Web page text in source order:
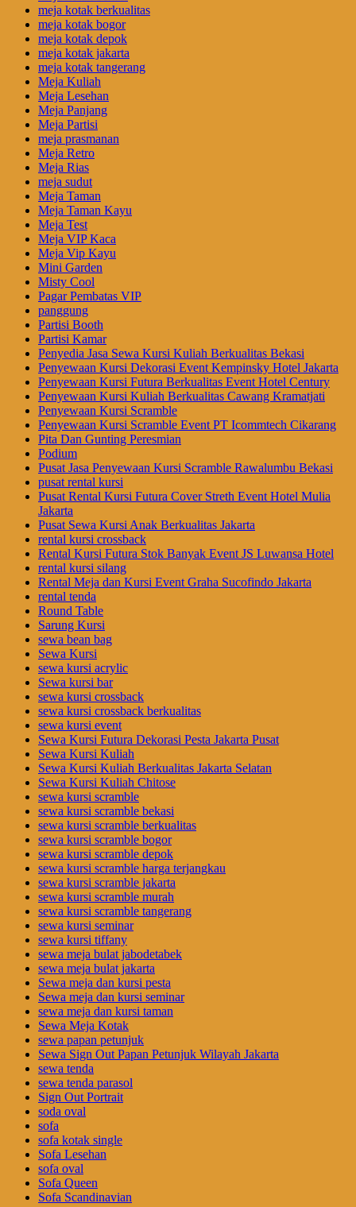
meja kotak berkualitas
meja kotak bogor
meja kotak depok
meja kotak jakarta
meja kotak tangerang
Meja Kuliah
Meja Lesehan
Meja Panjang
Meja Partisi
meja prasmanan
Meja Retro
Meja Rias
meja sudut
Meja Taman
Meja Taman Kayu
Meja Test
Meja VIP Kaca
Meja Vip Kayu
Mini Garden
Misty Cool
Pagar Pembatas VIP
panggung
Partisi Booth
Partisi Kamar
Penyedia Jasa Sewa Kursi Kuliah Berkualitas Bekasi
Penyewaan Kursi Dekorasi Event Kempinsky Hotel Jakarta
Penyewaan Kursi Futura Berkualitas Event Hotel Century
Penyewaan Kursi Kuliah Berkualitas Cawang Kramatjati
Penyewaan Kursi Scramble
Penyewaan Kursi Scramble Event PT Icommtech Cikarang
Pita Dan Gunting Peresmian
Podium
Pusat Jasa Penyewaan Kursi Scramble Rawalumbu Bekasi
pusat rental kursi
Pusat Rental Kursi Futura Cover Streth Event Hotel Mulia
Jakarta
Pusat Sewa Kursi Anak Berkualitas Jakarta
rental kursi crossback
Rental Kursi Futura Stok Banyak Event JS Luwansa Hotel
rental kursi silang
Rental Meja dan Kursi Event Graha Sucofindo Jakarta
rental tenda
Round Table
Sarung Kursi
sewa bean bag
Sewa Kursi
sewa kursi acrylic
Sewa kursi bar
sewa kursi crossback
sewa kursi crossback berkualitas
sewa kursi event
Sewa Kursi Futura Dekorasi Pesta Jakarta Pusat
Sewa Kursi Kuliah
Sewa Kursi Kuliah Berkualitas Jakarta Selatan
Sewa Kursi Kuliah Chitose
sewa kursi scramble
sewa kursi scramble bekasi
sewa kursi scramble berkualitas
sewa kursi scramble bogor
sewa kursi scramble depok
sewa kursi scramble harga terjangkau
sewa kursi scramble jakarta
sewa kursi scramble murah
sewa kursi scramble tangerang
sewa kursi seminar
sewa kursi tiffany
sewa meja bulat jabodetabek
sewa meja bulat jakarta
Sewa meja dan kursi pesta
Sewa meja dan kursi seminar
sewa meja dan kursi taman
Sewa Meja Kotak
sewa papan petunjuk
Sewa Sign Out Papan Petunjuk Wilayah Jakarta
sewa tenda
sewa tenda parasol
Sign Out Portrait
soda oval
sofa
sofa kotak single
Sofa Lesehan
sofa oval
Sofa Queen
Sofa Scandinavian